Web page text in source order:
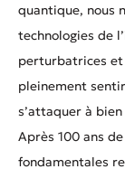
quantique, nous
technologies de
perturbatrices
pleinement
s’attaquer à
Après 100 ans
fondamentales